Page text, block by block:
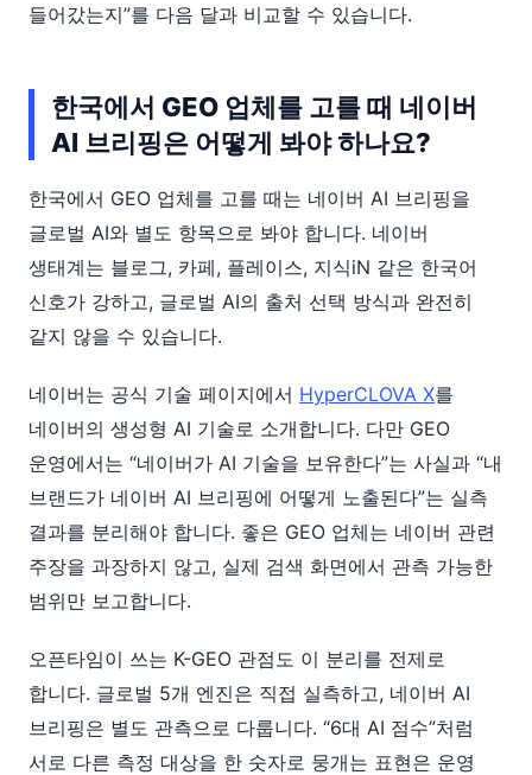
들어갔는지”를 다음 달과 비교할 수 있습니다.
한국에서 GEO 업체를 고를 때 네이버
AI 브리핑은 어떻게 봐야 하나요?
한국에서 GEO 업체를 고를 때는 네이버 AI 브리핑을
글로벌 AI와 별도 항목으로 봐야 합니다. 네이버
생태계는 블로그, 카페, 플레이스, 지식iN 같은 한국어
신호가 강하고, 글로벌 AI의 출처 선택 방식과 완전히
같지 않을 수 있습니다.
네이버는 공식 기술 페이지에서 HyperCLOVA X를
네이버의 생성형 AI 기술로 소개합니다. 다만 GEO
운영에서는 “네이버가 AI 기술을 보유한다”는 사실과 “내
브랜드가 네이버 AI 브리핑에 어떻게 노출된다”는 실측
결과를 분리해야 합니다. 좋은 GEO 업체는 네이버 관련
주장을 과장하지 않고, 실제 검색 화면에서 관측 가능한
범위만 보고합니다.
오픈타임이 쓰는 K-GEO 관점도 이 분리를 전제로
합니다. 글로벌 5개 엔진은 직접 실측하고, 네이버 AI
브리핑은 별도 관측으로 다룹니다. “6대 AI 점수”처럼
서로 다른 측정 대상을 한 숫자로 뭉개는 표현은 운영